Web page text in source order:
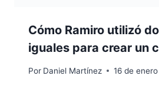
Cómo Ramiro utilizó
iguales para crear un
Por Daniel Martínez 16 de